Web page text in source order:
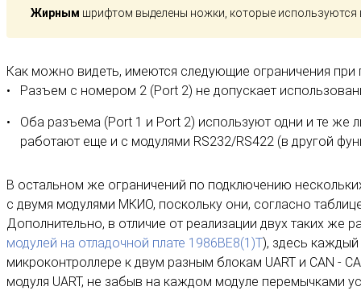
Жирным шрифтом выделены ножки, которые используются
Как можно видеть, имеются следующие ограничения
Разъем с номером 2 (Port 2) не допускает
Оба разъема (Port 1 и Port 2) используют одни и те же
работают еще и с модулями RS232/RS422 (в другой
В остальном же ограничений по подключению
с двумя модулями МКИО, поскольку они, согласно
Дополнительно, в отличие от реализации двух таких же
модулей на отладочной плате 1986ВЕ8(1)Т), здесь
микроконтроллере к двум разным блокам UART и CAN -
модуля UART, не забыв на каждом модуле перемычками